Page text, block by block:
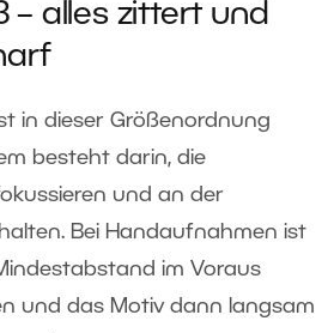
– alles zittert und
in dieser Größenordnung
besteht darin, die
und an der
Bei Handaufnahmen ist
im Voraus
und das Motiv dann langsam